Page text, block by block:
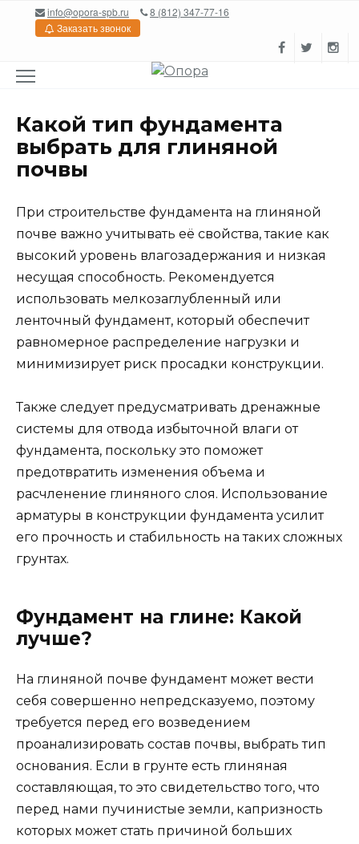
Перейтиinfo@opora-spb.ru
8 (812) 347-77-16
Заказать звонок
Какой тип фундамента
выбрать для глиняной
почвы
При строительстве фундамента на глиняной
почве важно учитывать её свойства, такие как
высокий уровень влагозадержания и низкая
несущая способность. Рекомендуется
использовать мелкозаглубленный или
ленточный фундамент, который обеспечит
равномерное распределение нагрузки и
минимизирует риск просадки конструкции.
Также следует предусматривать дренажные
системы для отвода избыточной влаги от
фундамента, поскольку это поможет
предотвратить изменения объема и
расчленение глиняного слоя. Использование
арматуры в конструкции фундамента усилит
его прочность и стабильность на таких сложных
грунтах.
Фундамент на глине: Какой
лучше?
На глиняной почве фундамент может вести
себя совершенно непредсказуемо, поэтому
требуется перед его возведением
проанализировать состав почвы, выбрать тип
основания. Если в грунте есть глиняная
составляющая, то это свидетельство того, что
перед нами пучинистые земли, капризность
которых может стать причиной больших